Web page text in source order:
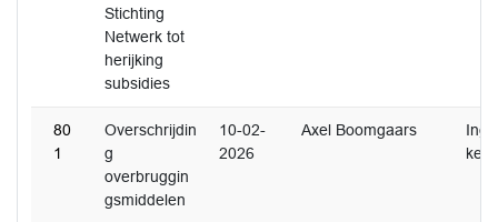
Stichting
Netwerk tot
herijking
subsidies
80
1
Overschrijdin
g
overbruggin
gsmiddelen
10-02-
2026
Axel Boomgaars
ken